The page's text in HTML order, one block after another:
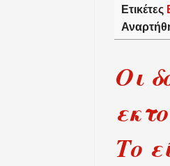
Ετικέτες
Οι
Το